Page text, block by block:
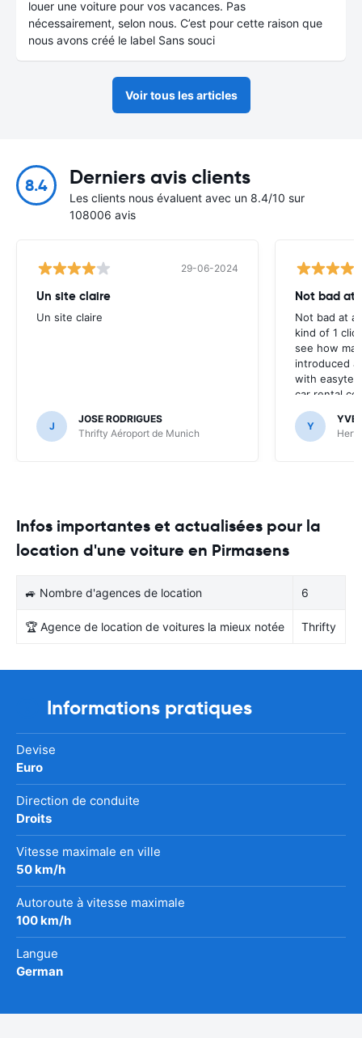
louer une voiture pour vos vacances. Pas
nécessairement, selon nous. C’est pour cette raison que
nous avons créé le label Sans souci
Voir tous les articles
8.4 Derniers avis clients
Les clients nous évaluent avec un 8.4/10 sur
108006 avis
29-06-2024
Un site claire
Un site claire
J
JOSE RODRIGUES
Thrifty Aéroport de Munich
Not bad at
Not bad at
kind of 1
see how
introduced
with
car rental
Y
Infos importantes et actualisées pour la
location d'une voiture en Pirmasens
🚙 Nombre d'agences de location 6
🏆 Agence de location de voitures la mieux notée Thrifty
Informations pratiques
Devise
Euro
Direction de conduite
Droits
Vitesse maximale en ville
50 km/h
Autoroute à vitesse maximale
100 km/h
Langue
German